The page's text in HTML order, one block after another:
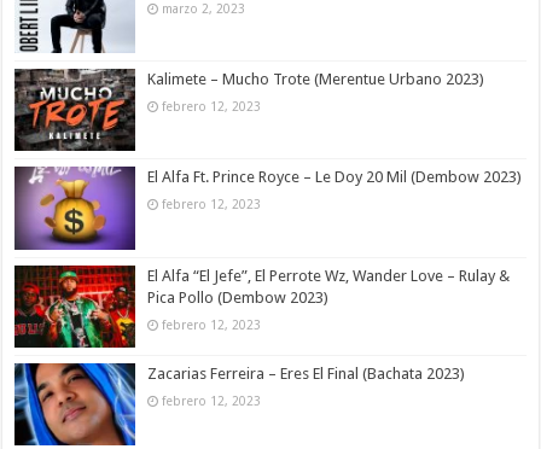
marzo 2, 2023
Kalimete – Mucho Trote (Merentue Urbano 2023)
febrero 12, 2023
El Alfa Ft. Prince Royce – Le Doy 20 Mil (Dembow 2023)
febrero 12, 2023
El Alfa “El Jefe”, El Perrote Wz, Wander Love – Rulay &
Pica Pollo (Dembow 2023)
febrero 12, 2023
Zacarias Ferreira – Eres El Final (Bachata 2023)
febrero 12, 2023